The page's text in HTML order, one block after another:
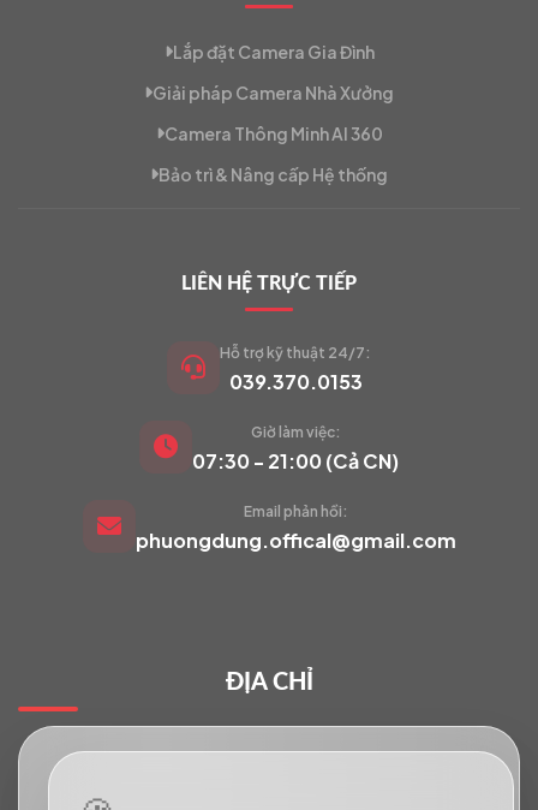
VIETCAM.VN
Đang trực tuyến
Lắp đặt Camera Gia Đình
Giải pháp Camera Nhà Xưởng
Camera Thông Minh AI 360
Bảo trì & Nâng cấp Hệ thống
LIÊN HỆ TRỰC TIẾP
Hỗ trợ kỹ thuật 24/7:
039.370.0153
Giờ làm việc:
07:30 - 21:00 (Cả CN)
Email phản hồi:
phuongdung.offical@gmail.com
ĐỊA CHỈ